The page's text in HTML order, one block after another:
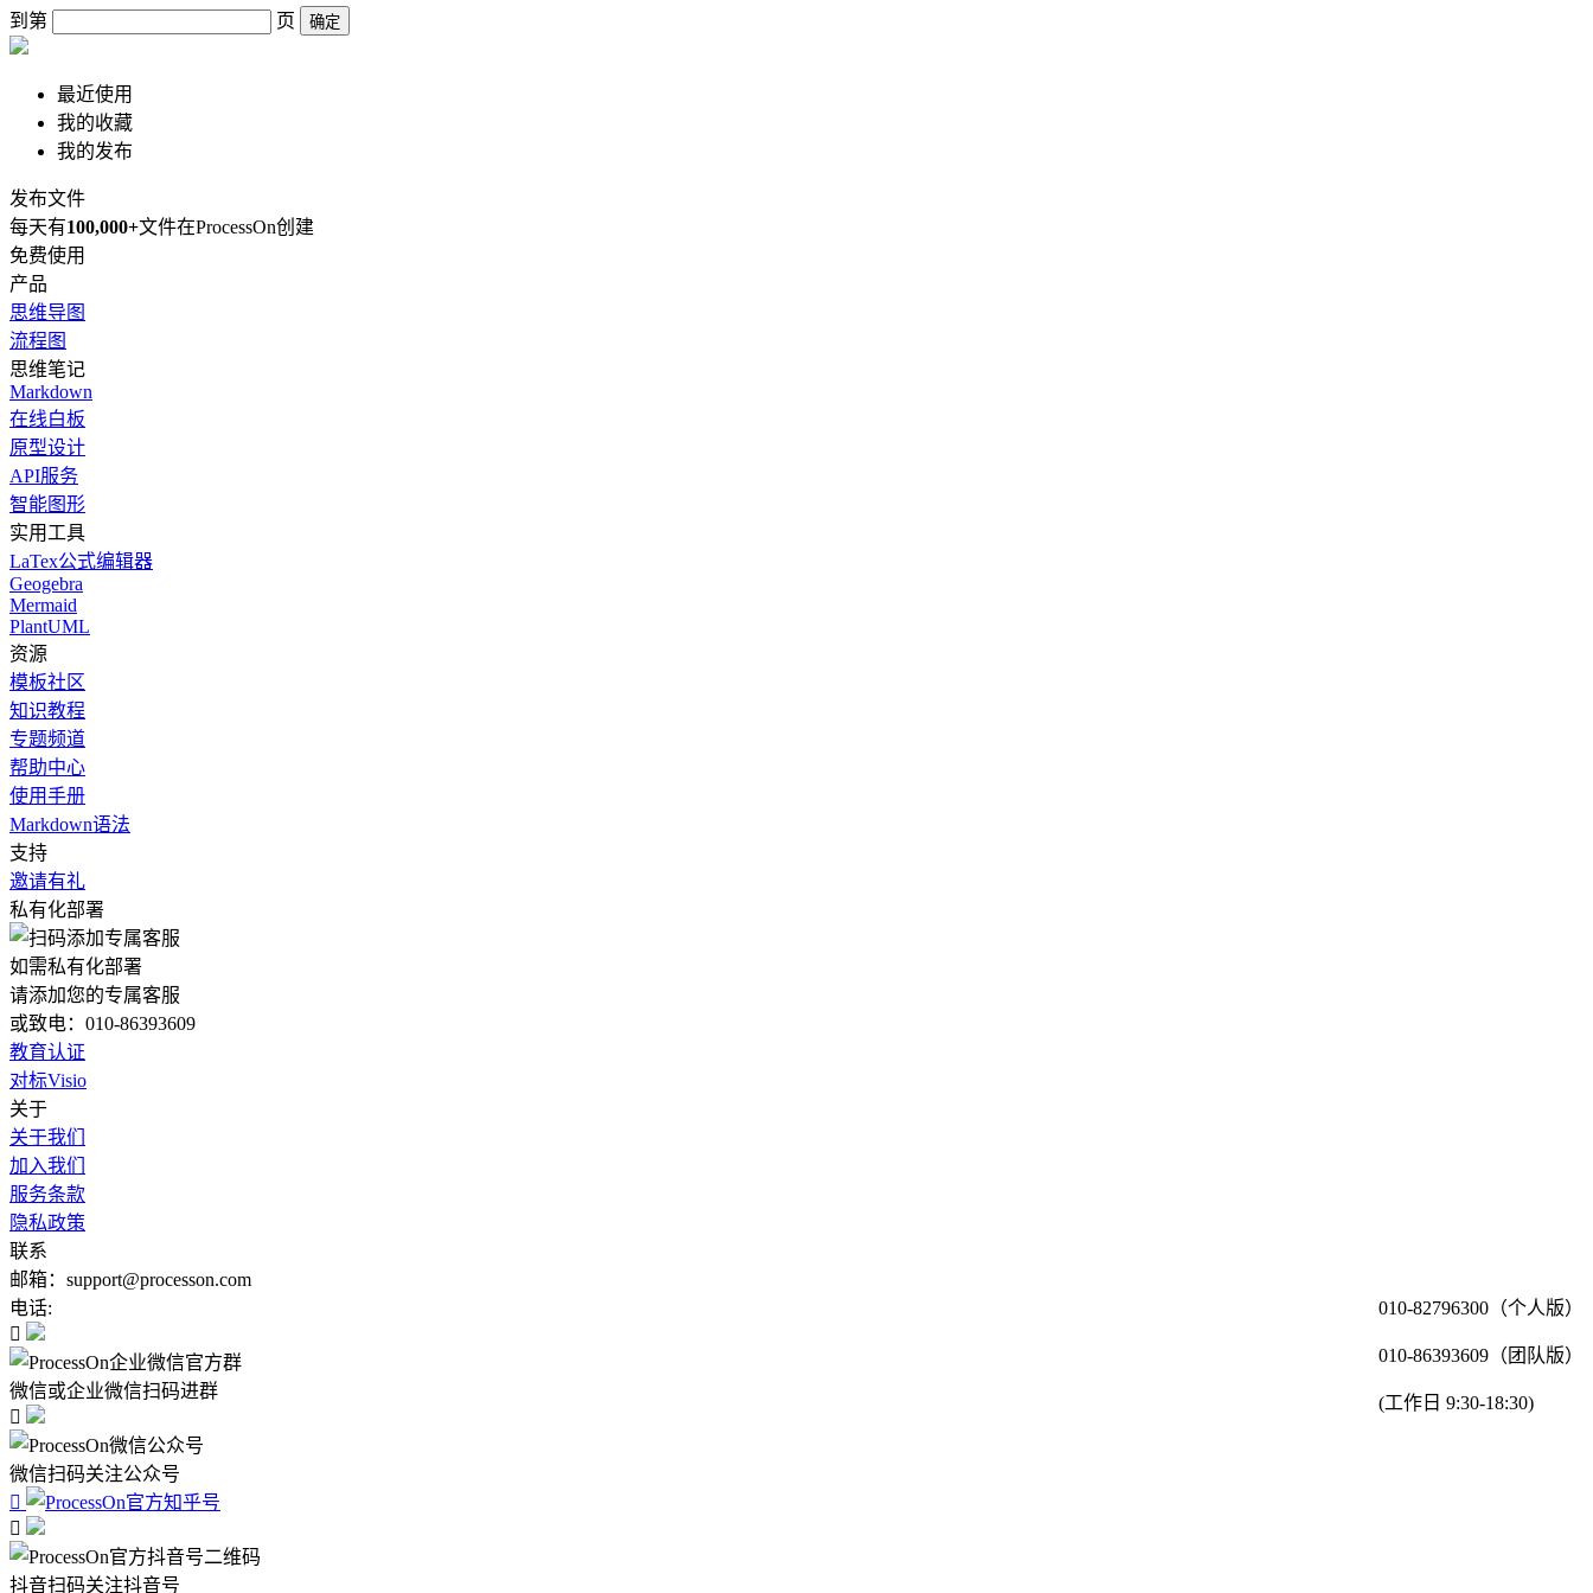
到第
页 确定
最近使用
我的收藏
我的发布
发布文件
每天有100,000+文件在ProcessOn创建
免费使用
产品
思维导图
流程图
思维笔记
Markdown
在线白板
原型设计
API服务
智能图形
实用工具
LaTex公式编辑器
Geogebra
Mermaid
PlantUML
资源
模板社区
知识教程
专题频道
帮助中心
使用手册
Markdown语法
支持
邀请有礼
私有化部署
如需私有化部署
请添加您的专属客服
或致电：010-86393609
教育认证
对标Visio
关于
关于我们
加入我们
服务条款
隐私政策
联系
邮箱：support@processon.com
电话:
010-82796300（个人版）
010-86393609（团队版）
(工作日 9:30-18:30)

微信或企业微信扫码进群

微信扫码关注公众号


抖音扫码关注抖音号